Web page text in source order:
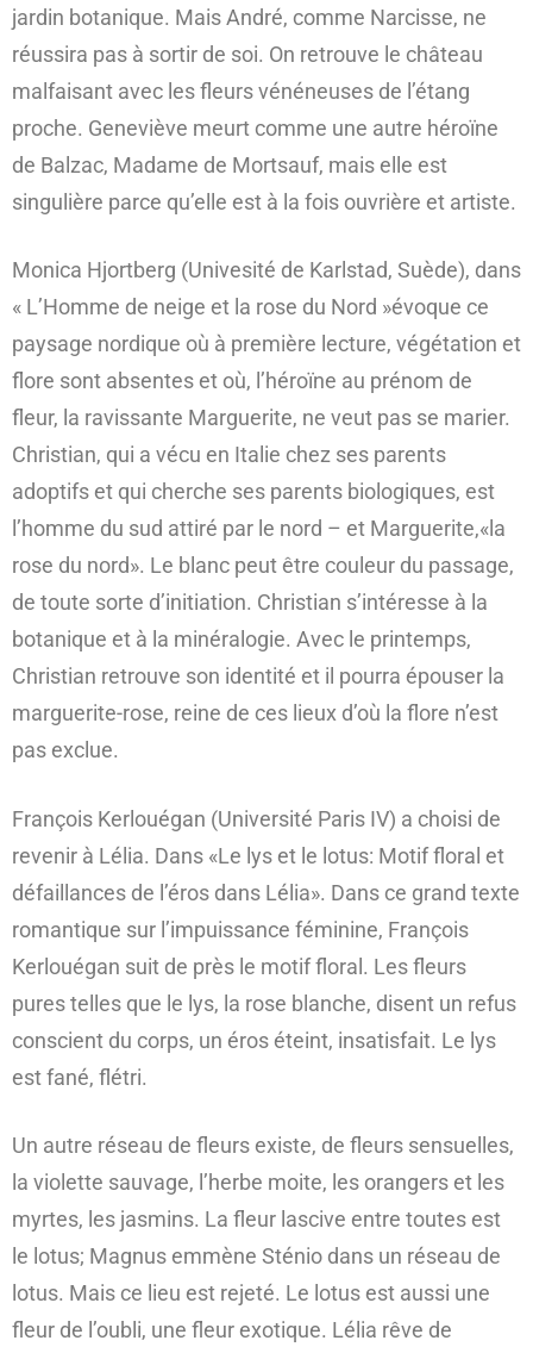
jardin botanique. Mais André, comme Narcisse, ne
réussira pas à sortir de soi. On retrouve le château
malfaisant avec les fleurs vénéneuses de l’étang
proche. Geneviève meurt comme une autre héroïne
de Balzac, Madame de Mortsauf, mais elle est
singulière parce qu’elle est à la fois ouvrière et artiste.
Monica Hjortberg (Univesité de Karlstad, Suède), dans
« L’Homme de neige et la rose du Nord »évoque ce
paysage nordique où à première lecture, végétation et
flore sont absentes et où, l’héroïne au prénom de
fleur, la ravissante Marguerite, ne veut pas se marier.
Christian, qui a vécu en Italie chez ses parents
adoptifs et qui cherche ses parents biologiques, est
l’homme du sud attiré par le nord – et Marguerite,«la
rose du nord». Le blanc peut être couleur du passage,
de toute sorte d’initiation. Christian s’intéresse à la
botanique et à la minéralogie. Avec le printemps,
Christian retrouve son identité et il pourra épouser la
marguerite-rose, reine de ces lieux d’où la flore n’est
pas exclue.
François Kerlouégan (Université Paris IV) a choisi de
revenir à Lélia. Dans «Le lys et le lotus: Motif floral et
défaillances de l’éros dans Lélia». Dans ce grand texte
romantique sur l’impuissance féminine, François
Kerlouégan suit de près le motif floral. Les fleurs
pures telles que le lys, la rose blanche, disent un refus
conscient du corps, un éros éteint, insatisfait. Le lys
est fané, flétri.
Un autre réseau de fleurs existe, de fleurs sensuelles,
la violette sauvage, l’herbe moite, les orangers et les
myrtes, les jasmins. La fleur lascive entre toutes est
le lotus; Magnus emmène Sténio dans un réseau de
lotus. Mais ce lieu est rejeté. Le lotus est aussi une
fleur de l’oubli, une fleur exotique. Lélia rêve de